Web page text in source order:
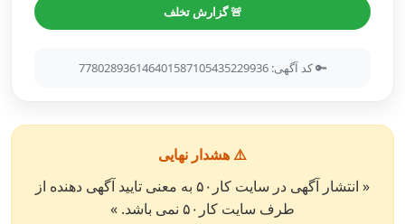
🚨 گزارش تخلف
🔑 کد آگهی: 778028936146401587105435229936
⚠️ هشدار نهایی
« انتشار آگهی در سایت کار۵۰ به معنی تایید آگهی دهنده از
طرف سایت کار۵۰ نمی باشد. »